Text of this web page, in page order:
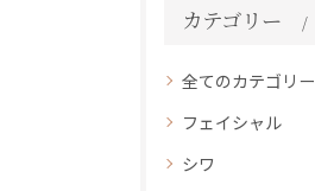
カテゴリー
全てのカテゴリー
フェイシャル
シワ